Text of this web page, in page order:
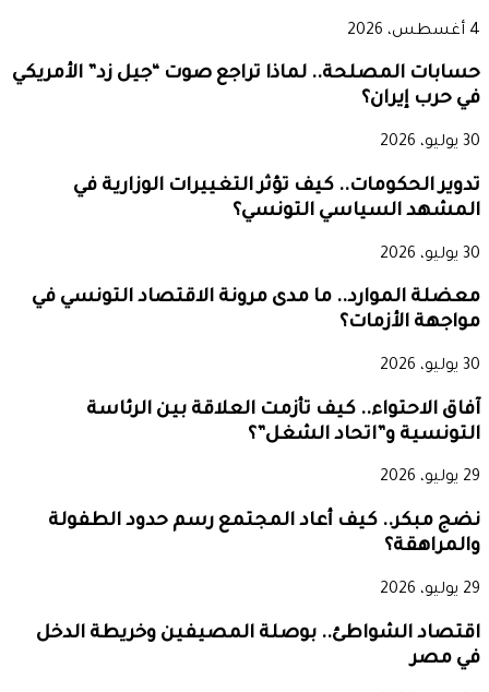
4 أغسطس، 2026
حسابات المصلحة.. لماذا تراجع صوت “جيل زد” الأمريكي
في حرب إيران؟
30 يوليو، 2026
تدوير الحكومات.. كيف تؤثر التغييرات الوزارية في
المشهد السياسي التونسي؟
30 يوليو، 2026
معضلة الموارد.. ما مدى مرونة الاقتصاد التونسي في
مواجهة الأزمات؟
30 يوليو، 2026
آفاق الاحتواء.. كيف تأزمت العلاقة بين الرئاسة
التونسية و”اتحاد الشغل”؟
29 يوليو، 2026
نضج مبكر.. كيف أعاد المجتمع رسم حدود الطفولة
والمراهقة؟
29 يوليو، 2026
اقتصاد الشواطئ.. بوصلة المصيفين وخريطة الدخل
في مصر